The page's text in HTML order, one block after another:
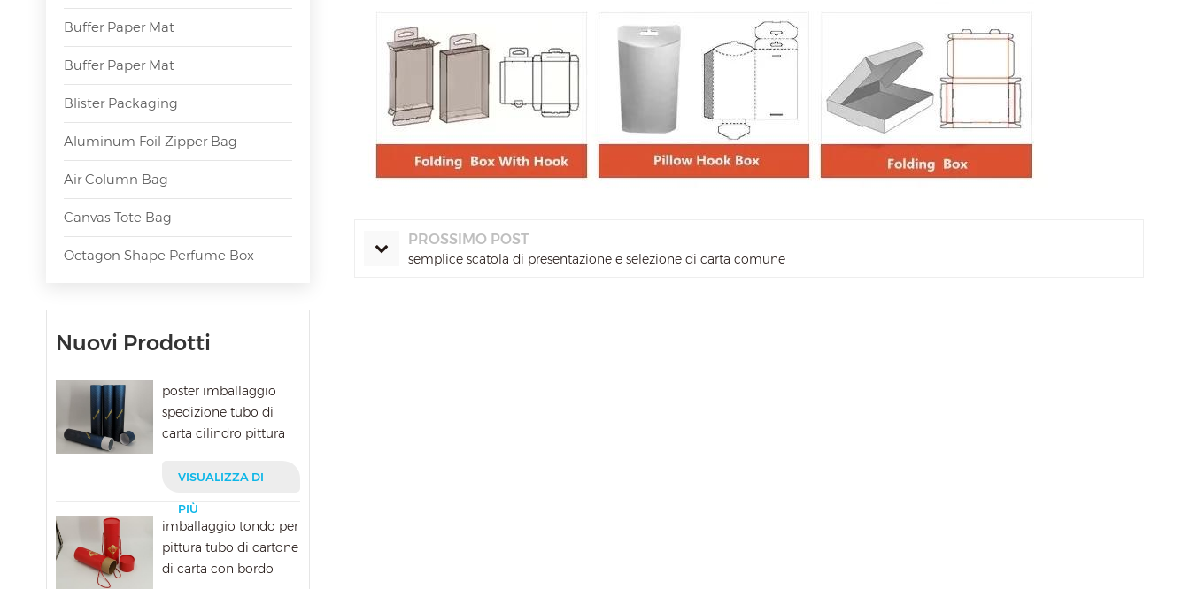
Buffer Paper Mat
Buffer Paper Mat
Blister Packaging
Aluminum Foil Zipper Bag
Air Column Bag
Canvas Tote Bag
Octagon Shape Perfume Box
Nuovi Prodotti
poster imballaggio
spedizione tubo di
carta cilindro pittura
cartone
VISUALIZZA DI
PIÙ
imballaggio tondo per
pittura tubo di cartone
di carta con bordo
PROSSIMO POST
semplice scatola di presentazione e selezione di carta comune